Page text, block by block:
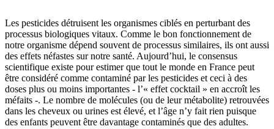
Les pesticides détruisent les organismes ciblés en perturbant des
processus biologiques vitaux. Comme le bon fonctionnement de
notre organisme dépend souvent de processus similaires, ils ont aussi
des effets néfastes sur notre santé. Aujourd’hui, le consensus
scientifique existe pour estimer que tout le monde en France peut
être considéré comme contaminé par les pesticides et ceci à des
doses plus ou moins importantes - l’« effet cocktail » en accroît les
méfaits -. Le nombre de molécules (ou de leur métabolite) retrouvées
dans les cheveux ou urines est élevé, et l’âge n’y fait rien puisque
des enfants peuvent être davantage contaminés que des adultes.